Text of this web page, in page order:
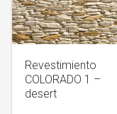
Revestimiento
COLORADO 1 –
desert